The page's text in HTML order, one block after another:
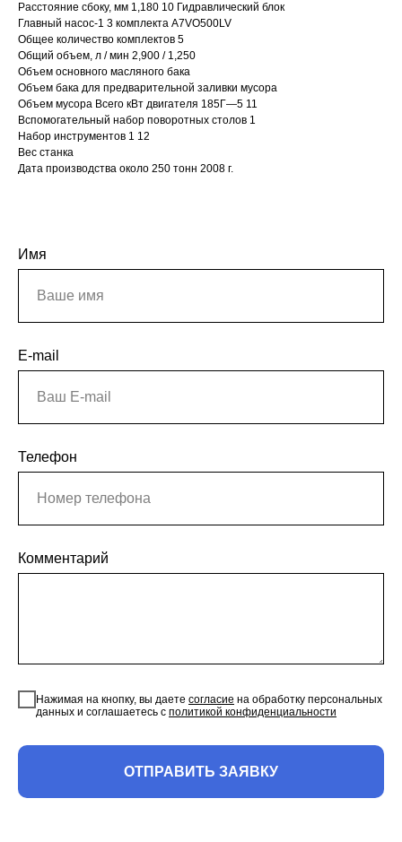
Расстояние сбоку, мм 1,180 10 Гидравлический блок
Главный насос-1 3 комплекта A7VO500LV
Общее количество комплектов 5
Общий объем, л / мин 2,900 / 1,250
Объем основного масляного бака
Объем бака для предварительной заливки мусора
Объем мусора Всего кВт двигателя 185Г—5 11
Вспомогательный набор поворотных столов 1
Набор инструментов 1 12
Вес станка
Дата производства около 250 тонн 2008 г.
Имя
E-mail
Телефон
Комментарий
Нажимая на кнопку, вы даете согласие на обработку персональных
данных и соглашаетесь c политикой конфиденциальности
ОТПРАВИТЬ ЗАЯВКУ